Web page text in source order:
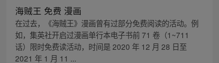
海贼王 免费 漫画
在过去，《海贼王》漫画曾有过部分免费阅读的活动。例
如，集英社开启过漫画单行本电子书前 71 卷（1~711
话）限时免费读活动，时间是 2020 年 12 月 28 日至
2021 年 1 月 11 ...